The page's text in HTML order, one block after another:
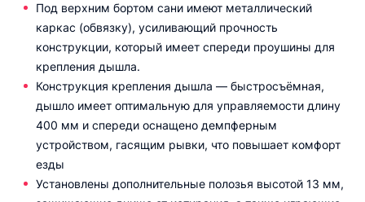
Под верхним бортом сани имеют металлический
каркас (обвязку), усиливающий прочность
конструкции, который имеет спереди проушины для
крепления дышла.
Конструкция крепления дышла — быстросъёмная,
дышло имеет оптимальную для управляемости длину
400 мм и спереди оснащено демпферным
устройством, гасящим рывки, что повышает комфорт
езды
Установлены дополнительные полозья высотой 13 мм,